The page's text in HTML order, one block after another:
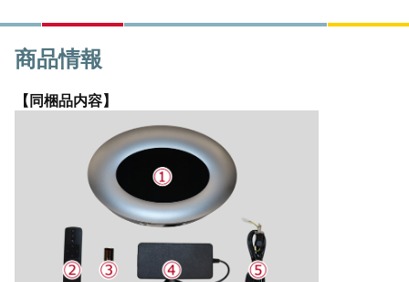
商品情報
【同梱品内容】